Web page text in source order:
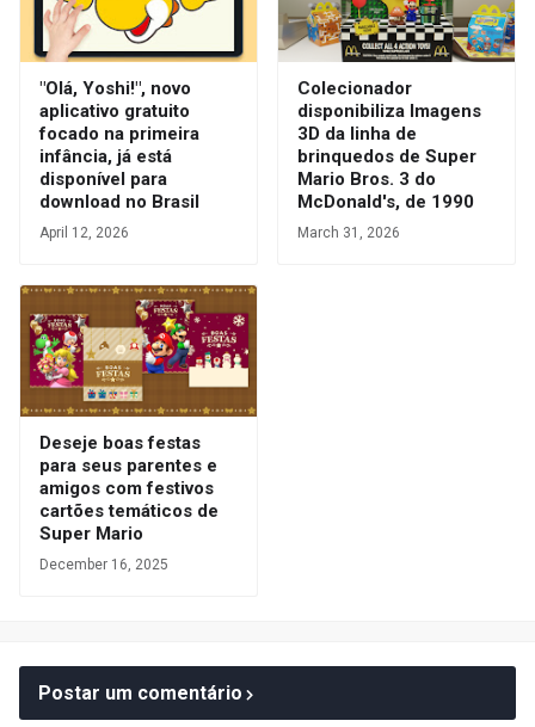
"Olá, Yoshi!", novo
aplicativo gratuito
focado na primeira
infância, já está
disponível para
download no Brasil
April 12, 2026
Colecionador
disponibiliza Imagens
3D da linha de
brinquedos de Super
Mario Bros. 3 do
McDonald's, de 1990
March 31, 2026
Deseje boas festas
para seus parentes e
amigos com festivos
cartões temáticos de
Super Mario
December 16, 2025
Postar um comentário